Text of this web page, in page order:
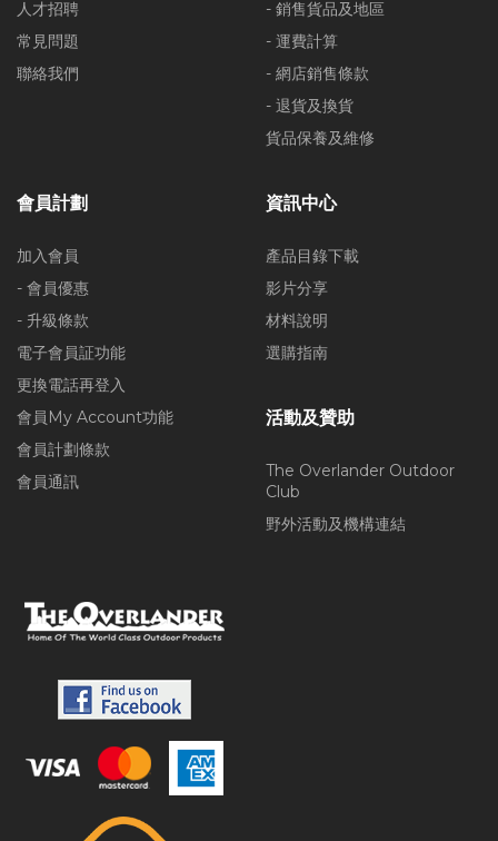
人才招聘
常見問題
聯絡我們
- 銷售貨品及地區
- 運費計算
- 網店銷售條款
- 退貨及換貨
貨品保養及維修
會員計劃
加入會員
- 會員優惠
- 升級條款
電子會員証功能
更換電話再登入
會員My Account功能
會員計劃條款
會員通訊
資訊中心
產品目錄下載
影片分享
材料說明
選購指南
活動及贊助
The Overlander Outdoor
Club
野外活動及機構連結